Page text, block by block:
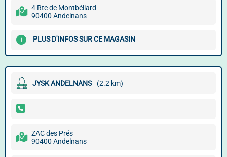
4 Rte de Montbéliard
90400 Andelnans
PLUS D'INFOS SUR CE MAGASIN
JYSK ANDELNANS (2.2 km)
ZAC des Prés
90400 Andelnans